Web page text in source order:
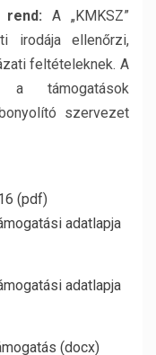
rend:A „KMKSZ”
irodája ellenőrzi,
feltételeknek. A
támogatások
szervezet
(pdf)
adatlapja
adatlapja
(docx)